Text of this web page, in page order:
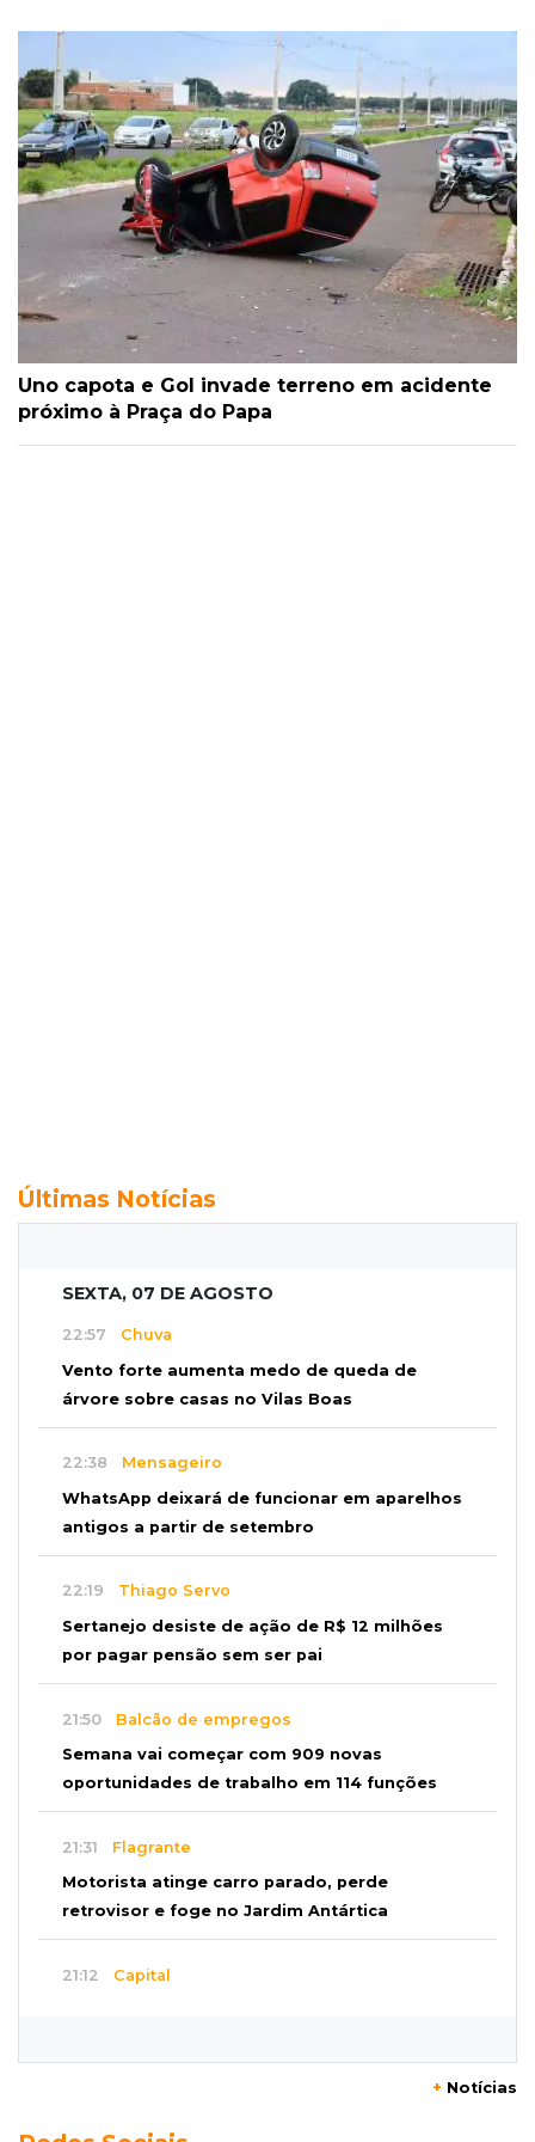
Uno capota e Gol invade terreno em acidente
próximo à Praça do Papa
Últimas Notícias
SEXTA, 07 DE AGOSTO
22:57 Chuva
Vento forte aumenta medo de queda de
árvore sobre casas no Vilas Boas
22:38 Mensageiro
WhatsApp deixará de funcionar em aparelhos
antigos a partir de setembro
22:19 Thiago Servo
Sertanejo desiste de ação de R$ 12 milhões
por pagar pensão sem ser pai
21:50 Balcão de empregos
Semana vai começar com 909 novas
oportunidades de trabalho em 114 funções
21:31 Flagrante
Motorista atinge carro parado, perde
retrovisor e foge no Jardim Antártica
21:12 Capital
+ Notícias